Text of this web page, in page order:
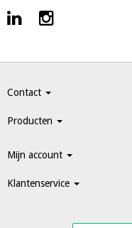
Contact
Producten
Mijn account
Klantenservice